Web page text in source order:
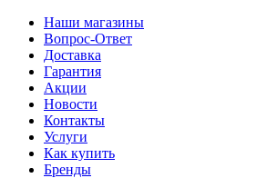
Наши магазины
Вопрос-Ответ
Доставка
Гарантия
Акции
Новости
Контакты
Услуги
Как купить
Бренды